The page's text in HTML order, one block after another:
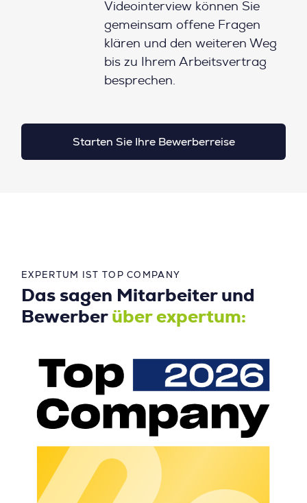
Videointerview können Sie
gemeinsam offene Fragen
klären und den weiteren Weg
bis zu Ihrem Arbeitsvertrag
besprechen.
Starten Sie Ihre Bewerberreise
EXPERTUM IST TOP COMPANY
Das sagen Mitarbeiter und
Bewerber über expertum: